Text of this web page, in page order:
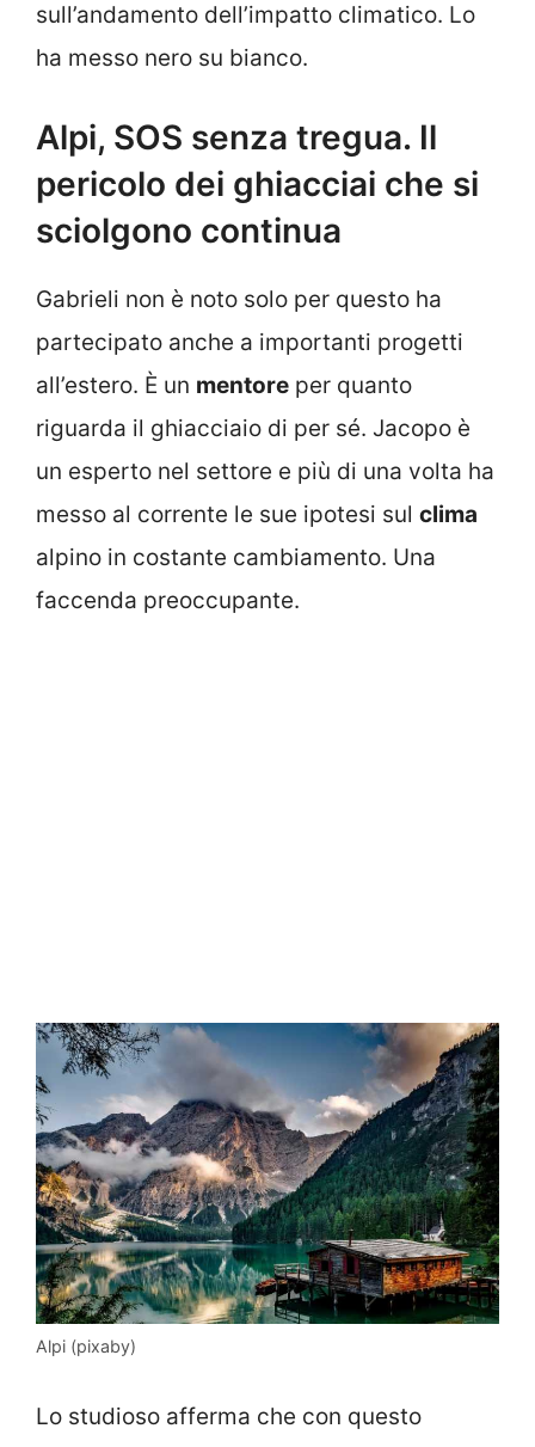
sull’andamento dell’impatto climatico. Lo
ha messo nero su bianco.
Alpi, SOS senza tregua. Il
pericolo dei ghiacciai che si
sciolgono continua
Gabrieli non è noto solo per questo ha
partecipato anche a importanti progetti
all’estero. È un mentore per quanto
riguarda il ghiacciaio di per sé. Jacopo è
un esperto nel settore e più di una volta ha
messo al corrente le sue ipotesi sul clima
alpino in costante cambiamento. Una
faccenda preoccupante.
Alpi (pixaby)
Lo studioso afferma che con questo